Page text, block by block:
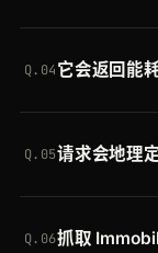
模型中。
Q.04它会返回能
Q.05请求会地理
正是德国访
Q.06抓取